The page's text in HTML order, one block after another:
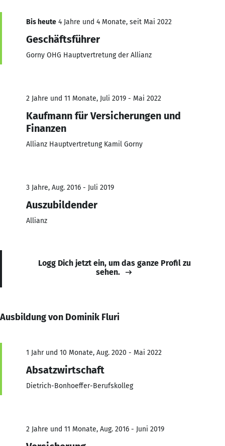
Bis heute 4 Jahre und 4 Monate, seit Mai 2022
Geschäftsführer
Gorny OHG Hauptvertretung der Allianz
2 Jahre und 11 Monate, Juli 2019 - Mai 2022
Kaufmann für Versicherungen und
Finanzen
Allianz Hauptvertretung Kamil Gorny
3 Jahre, Aug. 2016 - Juli 2019
Auszubildender
Allianz
Logg Dich jetzt ein, um das ganze Profil zu
sehen.
Ausbildung von Dominik Fluri
1 Jahr und 10 Monate, Aug. 2020 - Mai 2022
Absatzwirtschaft
Dietrich-Bonhoeffer-Berufskolleg
2 Jahre und 11 Monate, Aug. 2016 - Juni 2019